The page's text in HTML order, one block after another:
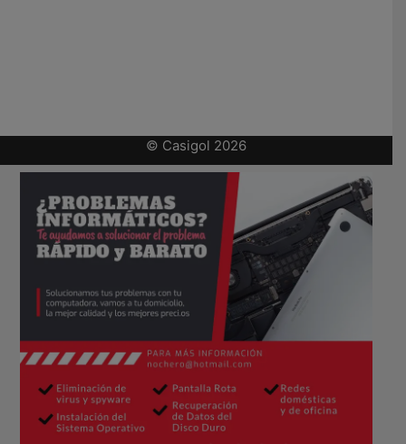
© Casigol 2026